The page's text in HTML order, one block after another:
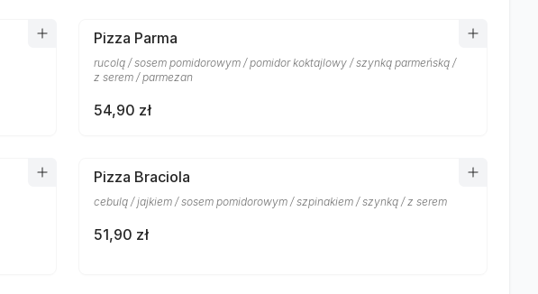
Pizza Parma
rucolą / sosem pomidorowym / pomidor koktajlowy / szynką parmeńską /
z serem / parmezan
54,90 zł
Pizza Braciola
cebulą / jajkiem / sosem pomidorowym / szpinakiem / szynką / z serem
51,90 zł